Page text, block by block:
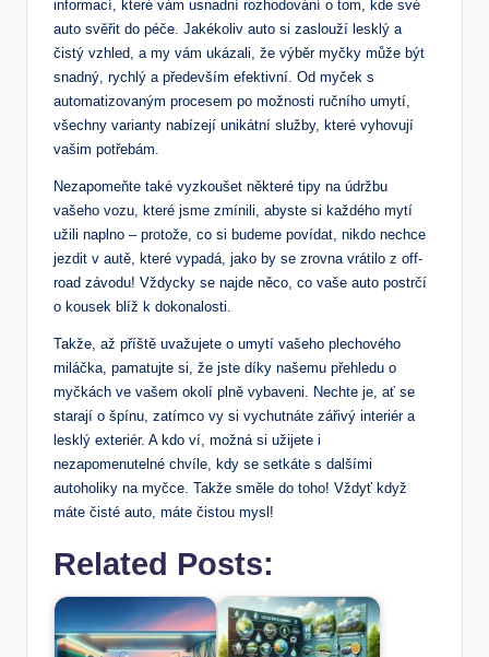
informací, které vám usnadní rozhodování o tom, kde své
auto svěřit do péče. Jakékoliv auto si zaslouží lesklý a
čistý vzhled, a my vám ukázali, že výběr myčky může být
snadný, rychlý a především efektivní. Od myček s
automatizovaným procesem po možnosti ručního umytí,
všechny varianty nabízejí unikátní služby, které vyhovují
vašim potřebám.
Nezapomeňte také vyzkoušet některé tipy na údržbu
vašeho vozu, které jsme zmínili, abyste si každého mytí
užili naplno – protože, co si budeme povídat, nikdo nechce
jezdit v autě, které vypadá, jako by se zrovna vrátilo z off-
road závodu! Vždycky se najde něco, co vaše auto postrčí
o kousek blíž k dokonalosti.
Takže, až příště uvažujete o umytí vašeho plechového
miláčka, pamatujte si, že jste díky našemu přehledu o
myčkách ve vašem okolí plně vybaveni. Nechte je, ať se
starají o špínu, zatímco vy si vychutnáte zářivý interiér a
lesklý exteriér. A kdo ví, možná si užijete i
nezapomenutelné chvíle, kdy se setkáte s dalšími
autoholiky na myčce. Takže směle do toho! Vždyť když
máte čisté auto, máte čistou mysl!
Related Posts: